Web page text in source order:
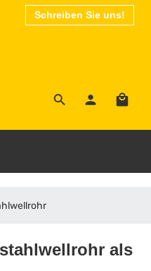
Schreiben Sie uns!
von 5 Sternen
als